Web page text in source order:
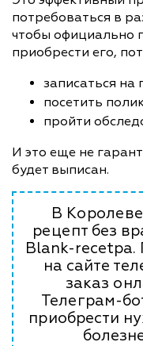
потребоваться в
чтобы официально
приобрести его,
записаться на
посетить
пройти
И это еще не
будет выписан.
В
рецепт без
Blank-recetpa.
на сайте
заказ
Телеграм-
приобрести